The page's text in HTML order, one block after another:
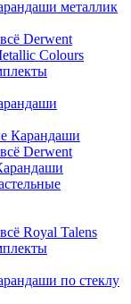
металлик
Derwent
Colours
Карандаши
Derwent
Royal Talens
по стеклу